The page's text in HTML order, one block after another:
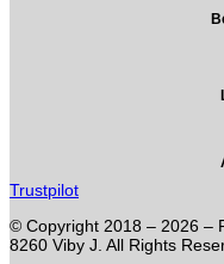
Trustpilot
© Copyright 2018 – 2026 –
8260 Viby J. All Rights